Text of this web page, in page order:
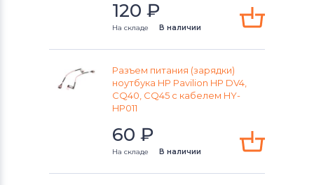
Разъемы питания для ноутбуков
Разъемы питания для ноутбуков
MSI
Разъемы питания для ноутбуков
Dell
120 ₽
На складе В наличии
Разъем питания (зарядки)
ноутбука HP Pavilion HP DV4,
CQ40, CQ45 с кабелем HY-
HP011
60 ₽
На складе В наличии